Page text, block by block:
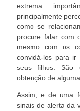
extrema
principalmente
como se
procure falar com
mesmo com os
convidá-los para ir
seus filhos. São
obtenção de
Assim, e de uma
sinais de alerta da